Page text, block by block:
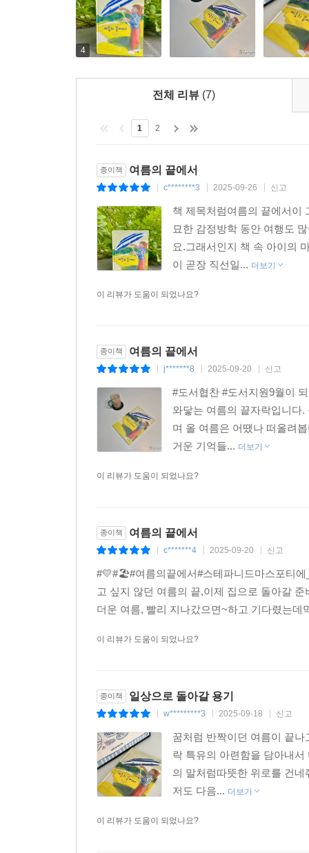
이제야 마음의 준비가 되었어요
계절을 기억하는 방식에는 두 가지가 있다. 하
연결되어 있다는 점에서 두 가지의 방식은 궤를
자신의 감정과 상황을 정리해 가는 과정을 잘
준비되지 않았던 마음이 천천히 괜찮아지는 여
아이들만을 위한 것은 아니다. 이미 다 자라버린
무언가를 끝낸다는 건 달리기의 결승선을 끊는
싶지 않다고 말한다. 하지만 피크닉, 별이 뜬 밤,
대단한 사건이나 교훈을 통해 보여주지 않는다.
통해 그저 ‘보여주는 방식’으로 말하기를 택한다.
한다.
곱씹으며 마지막에 가닿으면 ‘준비되지 않음’
4
전체 리뷰 (7)
1 2
종이책 여름의 끝에서
c********3 2025-09-26 신고
책 제목처럼여름의 끝에서이
묘한 감정방학 동안 여행도
요.그래서인지 책 속 아이의
이 곧장 직선일... 더보기
이 리뷰가 도움이 되었나요?
종이책 여름의 끝에서
j*******8 2025-09-20 신고
#도서협찬 #도서지원9월이
와닿는 여름의 끝자락입니다
며 올 여름은 어땠나 떠올려
거운 기억들... 더보기
이 리뷰가 도움이 되었나요?
종이책 여름의 끝에서
c*******4 2025-09-20 신고
#💛#🏖#여름의끝에서#스테파니드마스포티
고 싶지 않던 여름의 끝,이제 집으로 돌아갈
더운 여름, 빨리 지나갔으면~하고 기다렸는
이 리뷰가 도움이 되었나요?
종이책 일상으로 돌아갈 용기
w*********3 2025-09-18 신고
꿈처럼 반짝이던 여름이 끝
락 특유의 아련함을 담아내
의 말처럼따뜻한 위로를 건
저도 다음... 더보기
이 리뷰가 도움이 되었나요?